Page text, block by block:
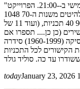
"סוליד גולד" עם אורן עמרם משודרת בימי חמישי ב--21:00. הפרוייקט
המקיף כולל: 446 להיטים משנות ה-60 529 להיטים משנות ה-70 1048
להיטים משנות ה-80 434 להיטים משנות ה-90 40 תכניות, (ועוד 11 של
80") עם למעלה מ-156 שעות, 2457 שירים (כן כן.... תספרו אם
אתם לא מאמינים) שסוקרות 40 שנות מוסיקה (1960-1999) סידרה
עבורכם את הקישורים לכל התכניות
todayJanuary 23, 2026